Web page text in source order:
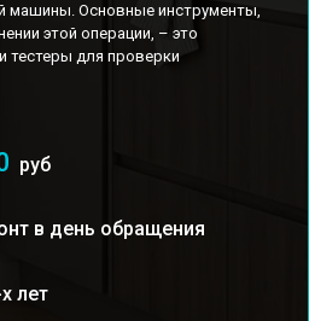
машины. Основные инструменты,
этой операции, – это
тестеры для проверки
руб
в день обращения
лет